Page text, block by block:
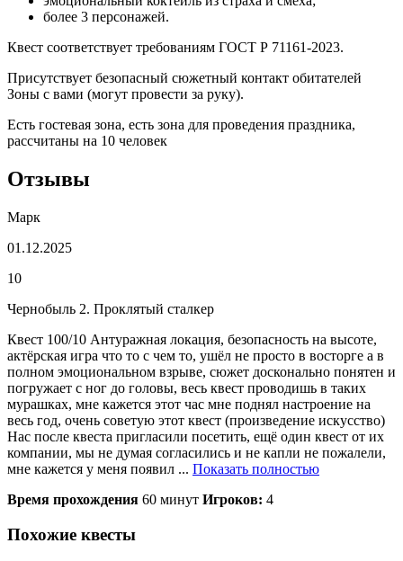
более 3 персонажей.
Квест соответствует требованиям ГОСТ Р 71161-2023.
Присутствует безопасный сюжетный контакт обитателей
Зоны с вами (могут провести за руку).
Есть гостевая зона, есть зона для проведения праздника,
рассчитаны на 10 человек
Отзывы
Марк
01.12.2025
10
Чернобыль 2. Проклятый сталкер
Квест 100/10 Антуражная локация, безопасность на высоте,
актёрская игра что то с чем то, ушёл не просто в восторге а в
полном эмоциональном взрыве, сюжет досконально понятен и
погружает с ног до головы, весь квест проводишь в таких
мурашках, мне кажется этот час мне поднял настроение на
весь год, очень советую этот квест (произведение искусство)
Нас после квеста пригласили посетить, ещё один квест от их
компании, мы не думая согласились и не капли не пожалели,
мне кажется у меня появил ... Показать полностью
Время прохождения 60 минут Игроков: 4
Похожие квесты